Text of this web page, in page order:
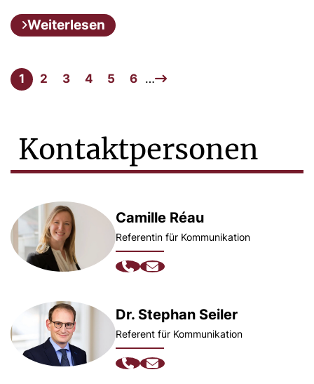
Weiterlesen
1 2 3 4 5 6 …
Kontaktpersonen
Camille Réau
Referentin für Kommunikation
Dr. Stephan Seiler
Referent für Kommunikation